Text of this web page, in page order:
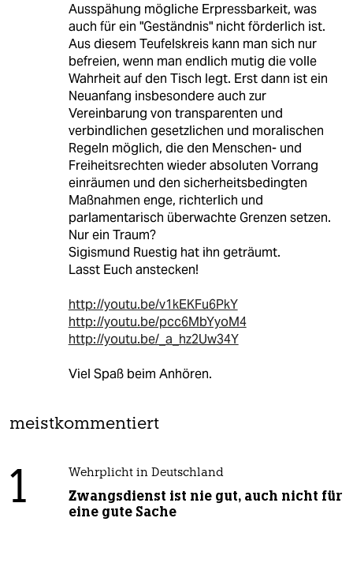
Ausspähung mögliche Erpressbarkeit, was
auch für ein "Geständnis" nicht förderlich ist.
Aus diesem Teufelskreis kann man sich nur
befreien, wenn man endlich mutig die volle
Wahrheit auf den Tisch legt. Erst dann ist ein
Neuanfang insbesondere auch zur
Vereinbarung von transparenten und
verbindlichen gesetzlichen und moralischen
Regeln möglich, die den Menschen- und
Freiheitsrechten wieder absoluten Vorrang
einräumen und den sicherheitsbedingten
Maßnahmen enge, richterlich und
parlamentarisch überwachte Grenzen setzen.
Nur ein Traum?
Sigismund Ruestig hat ihn geträumt.
Lasst Euch anstecken!
http://youtu.be/v1kEKFu6PkY
http://youtu.be/pcc6MbYyoM4
http://youtu.be/_a_hz2Uw34Y
Viel Spaß beim Anhören.
meistkommentiert
1 Wehrplicht in Deutschland
Zwangsdienst ist nie gut, auch nicht für
eine gute Sache